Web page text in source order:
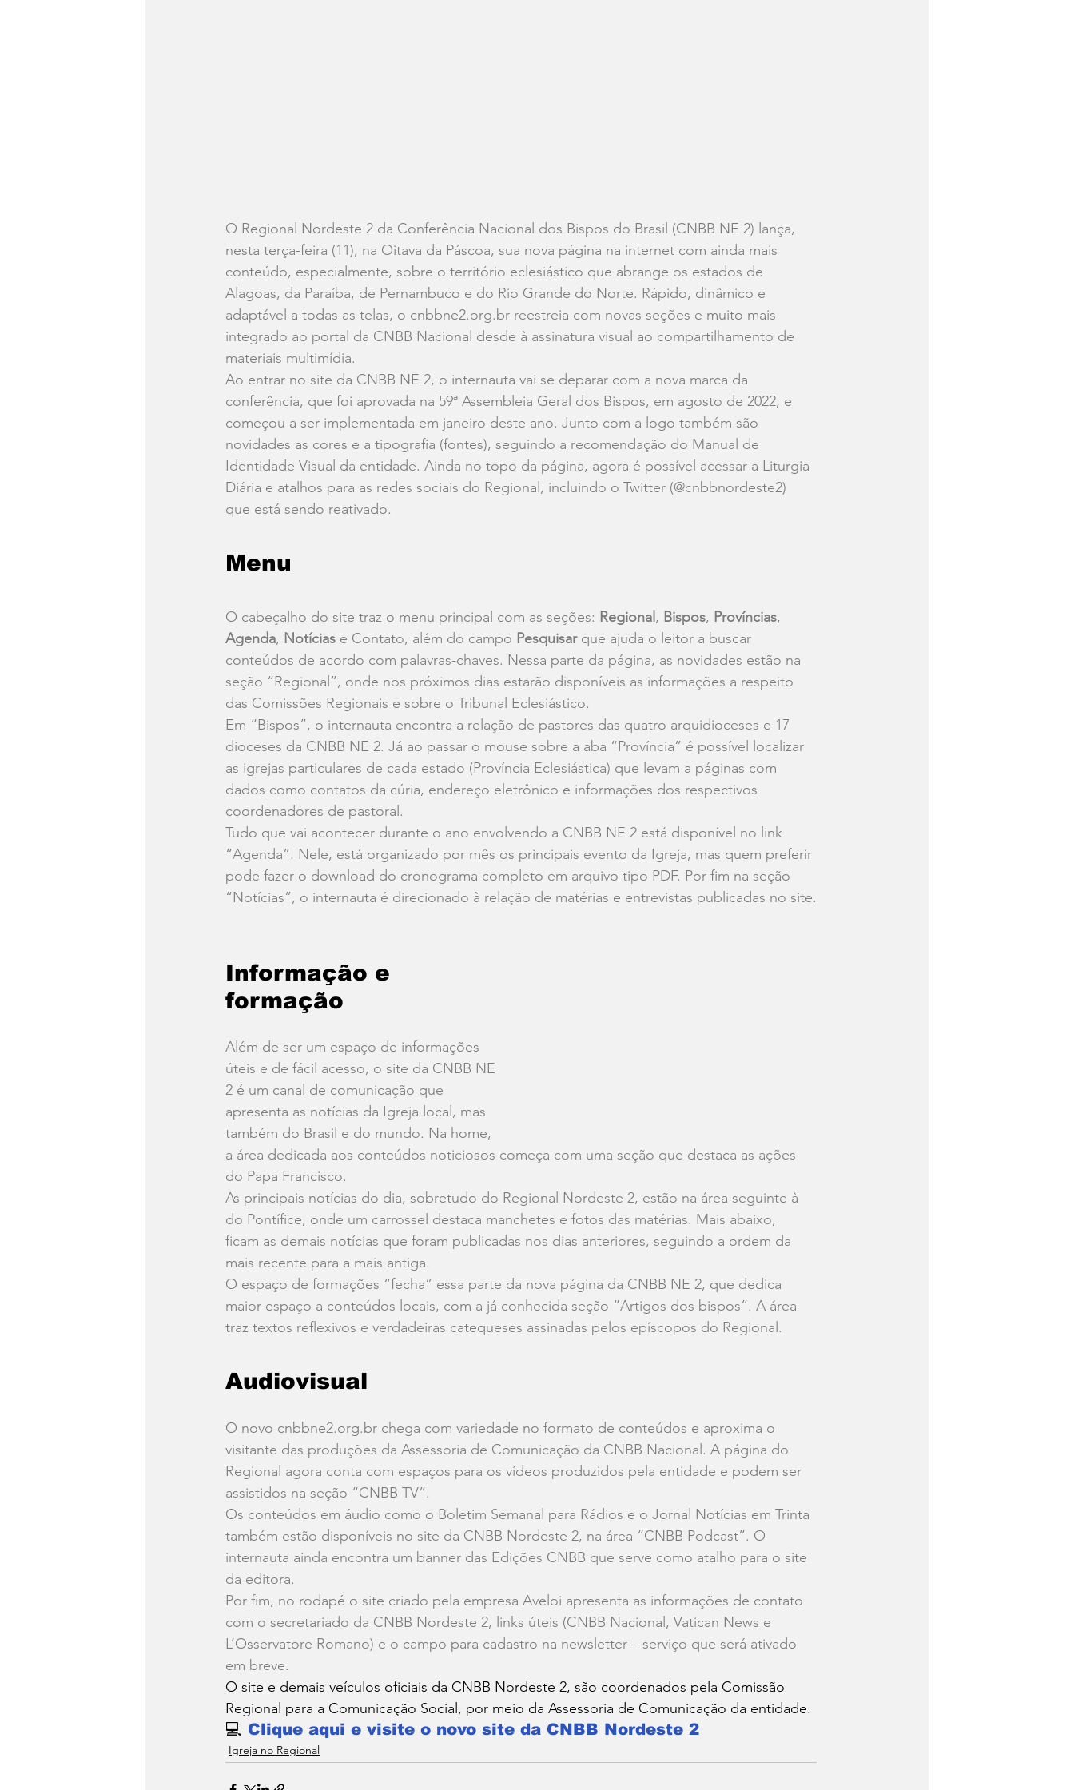
O Regional Nordeste 2 da Conferência Nacional dos Bispos do Brasil (CNBB NE 2) lança,
nesta terça-feira (11), na Oitava da Páscoa, sua nova página na internet com ainda mais
conteúdo, especialmente, sobre o território eclesiástico que abrange os estados de
Alagoas, da Paraíba, de Pernambuco e do Rio Grande do Norte. Rápido, dinâmico e
adaptável a todas as telas, o cnbbne2.org.br reestreia com novas seções e muito mais
integrado ao portal da CNBB Nacional desde à assinatura visual ao compartilhamento de
materiais multimídia.
Ao entrar no site da CNBB NE 2, o internauta vai se deparar com a nova marca da
conferência, que foi aprovada na 59ª Assembleia Geral dos Bispos, em agosto de 2022, e
começou a ser implementada em janeiro deste ano. Junto com a logo também são
novidades as cores e a tipografia (fontes), seguindo a recomendação do Manual de
Identidade Visual da entidade. Ainda no topo da página, agora é possível acessar a Liturgia
Diária e atalhos para as redes sociais do Regional, incluindo o Twitter (@cnbbnordeste2)
que está sendo reativado.
Menu
O cabeçalho do site traz o menu principal com as seções: Regional , Bispos, Províncias,
Agenda, Notícias e Contato, além do campo Pesquisar que ajuda o leitor a buscar
conteúdos de acordo com palavras-chaves. Nessa parte da página, as novidades estão na
seção “Regional”, onde nos próximos dias estarão disponíveis as informações a respeito
das Comissões Regionais e sobre o Tribunal Eclesiástico.
Em “Bispos”, o internauta encontra a relação de pastores das quatro arquidioceses e 17
dioceses da CNBB NE 2. Já ao passar o mouse sobre a aba “Província” é possível localizar
as igrejas particulares de cada estado (Província Eclesiástica) que levam a páginas com
dados como contatos da cúria, endereço eletrônico e informações dos respectivos
coordenadores de pastoral.
Tudo que vai acontecer durante o ano envolvendo a CNBB NE 2 está disponível no link
“Agenda”. Nele, está organizado por mês os principais evento da Igreja, mas quem preferir
pode fazer o download do cronograma completo em arquivo tipo PDF. Por fim na seção
“Notícias”, o internauta é direcionado à relação de matérias e entrevistas publicadas no site.
Informação e
formação
Além de ser um espaço de informações
úteis e de fácil acesso, o site da CNBB NE
2 é um canal de comunicação que
apresenta as notícias da Igreja local, mas
também do Brasil e do mundo. Na home,
a área dedicada aos conteúdos noticiosos começa com uma seção que destaca as ações
do Papa Francisco.
As principais notícias do dia, sobretudo do Regional Nordeste 2, estão na área seguinte à
do Pontífice, onde um carrossel destaca manchetes e fotos das matérias. Mais abaixo,
ficam as demais notícias que foram publicadas nos dias anteriores, seguindo a ordem da
mais recente para a mais antiga.
O espaço de formações “fecha” essa parte da nova página da CNBB NE 2, que dedica
maior espaço a conteúdos locais, com a já conhecida seção “Artigos dos bispos”. A área
traz textos reflexivos e verdadeiras catequeses assinadas pelos epíscopos do Regional.
Audiovisual
O novo cnbbne2.org.br chega com variedade no formato de conteúdos e aproxima o
visitante das produções da Assessoria de Comunicação da CNBB Nacional. A página do
Regional agora conta com espaços para os vídeos produzidos pela entidade e podem ser
assistidos na seção “CNBB TV”.
Os conteúdos em áudio como o Boletim Semanal para Rádios e o Jornal Notícias em Trinta
também estão disponíveis no site da CNBB Nordeste 2, na área “CNBB Podcast”. O
internauta ainda encontra um banner das Edições CNBB que serve como atalho para o site
da editora.
Por fim, no rodapé o site criado pela empresa Aveloi apresenta as informações de contato
com o secretariado da CNBB Nordeste 2, links úteis (CNBB Nacional, Vatican News e
L’Osservatore Romano) e o campo para cadastro na newsletter – serviço que será ativado
em breve.
O site e demais veículos oficiais da CNBB Nordeste 2, são coordenados pela Comissão
Regional para a Comunicação Social, por meio da Assessoria de Comunicação da entidade.
💻 Clique aqui e visite o novo site da CNBB Nordeste 2
Igreja no Regional